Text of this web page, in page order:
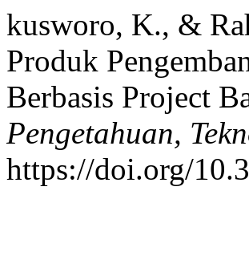
kusworo, K., &
Produk
Berbasis Project
Pengetahuan,
https://doi.org/